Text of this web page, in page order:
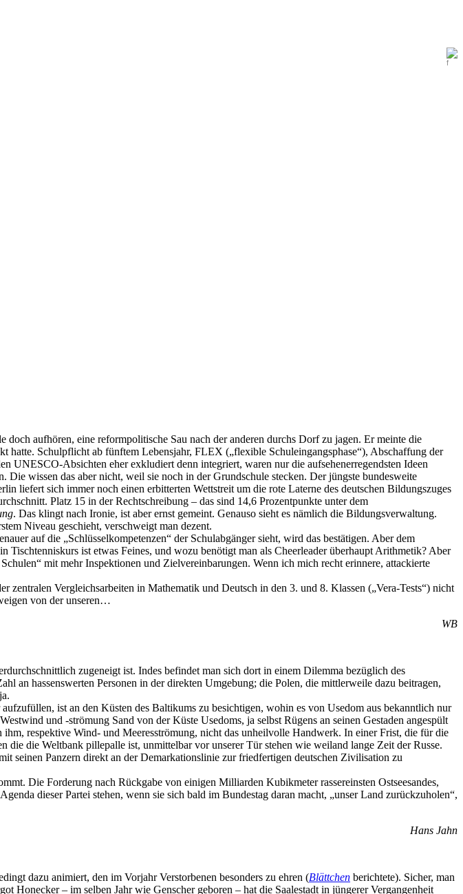
aufhören, eine reformpolitische Sau nach der anderen durchs Dorf zu jagen. Er meinte die
Schulpflicht ab fünftem Lebensjahr, FLEX („flexible Schuleingangsphase“), Abschaffung der
UNESCO-Absichten eher exkludiert denn integriert, waren nur die aufsehenerregendsten Ideen
wissen das aber nicht, weil sie noch in der Grundschule stecken. Der jüngste bundesweite
liefert sich immer noch einen erbitterten Wettstreit um die rote Laterne des deutschen Bildungszuges
Platz 15 in der Rechtschreibung – das sind 14,6 Prozentpunkte unter dem
. Das klingt nach Ironie, ist aber ernst gemeint. Genauso sieht es nämlich die Bildungsverwaltung.
Niveau geschieht, verschweigt man dezent.
auf die „Schlüsselkompetenzen“ der Schulabgänger sieht, wird das bestätigen. Aber dem
Tischtenniskurs ist etwas Feines, und wozu benötigt man als Cheerleader überhaupt Arithmetik? Aber
mit mehr Inspektionen und Zielvereinbarungen. Wenn ich mich recht erinnere, attackierte
zentralen Vergleichsarbeiten in Mathematik und Deutsch in den 3. und 8. Klassen („Vera-Tests“) nicht
von der unseren…
WB
zugeneigt ist. Indes befindet man sich dort in einem Dilemma bezüglich des
an hassenswerten Personen in der direkten Umgebung; die Polen, die mittlerweile dazu beitragen,
ist an den Küsten des Baltikums zu besichtigen, wohin es von Usedom aus bekanntlich nur
und -strömung Sand von der Küste Usedoms, ja selbst Rügens an seinen Gestaden angespült
respektive Wind- und Meeresströmung, nicht das unheilvolle Handwerk. In einer Frist, die für die
die Weltbank pillepalle ist, unmittelbar vor unserer Tür stehen wie weiland lange Zeit der Russe.
seinen Panzern direkt an der Demarkationslinie zur friedfertigen deutschen Zivilisation zu
Die Forderung nach Rückgabe von einigen Milliarden Kubikmeter rassereinsten Ostseesandes,
dieser Partei stehen, wenn sie sich bald im Bundestag daran macht, „unser Land zurückzuholen“,
Hans Jahn
dazu animiert, den im Vorjahr Verstorbenen besonders zu ehren (Blättchen berichtete). Sicher, man
Honecker – im selben Jahr wie Genscher geboren – hat die Saalestadt in jüngerer Vergangenheit